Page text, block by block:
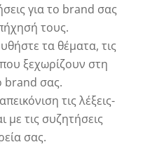
για το brand σας
τους.
τα θέματα, τις
ξεχωρίζουν στη
brand σας.
τις λέξεις-
με τις συζητήσεις
σας.